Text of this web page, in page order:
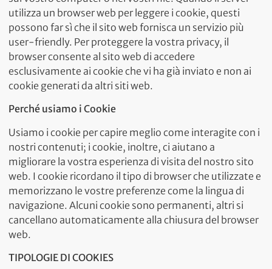
utilizza un browser web per leggere i cookie, questi
possono far sì che il sito web fornisca un servizio più
user-friendly. Per proteggere la vostra privacy, il
browser consente al sito web di accedere
esclusivamente ai cookie che vi ha già inviato e non ai
cookie generati da altri siti web.
Perché usiamo i Cookie
Usiamo i cookie per capire meglio come interagite con i
nostri contenuti; i cookie, inoltre, ci aiutano a
migliorare la vostra esperienza di visita del nostro sito
web. I cookie ricordano il tipo di browser che utilizzate e
memorizzano le vostre preferenze come la lingua di
navigazione. Alcuni cookie sono permanenti, altri si
cancellano automaticamente alla chiusura del browser
web.
TIPOLOGIE DI COOKIES